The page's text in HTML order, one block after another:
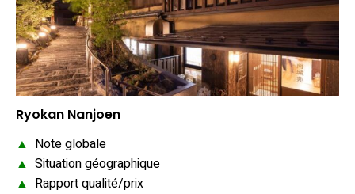
Ryokan Nanjoen
▲ Note globale
▲ Situation géographique
▲ Rapport qualité/prix